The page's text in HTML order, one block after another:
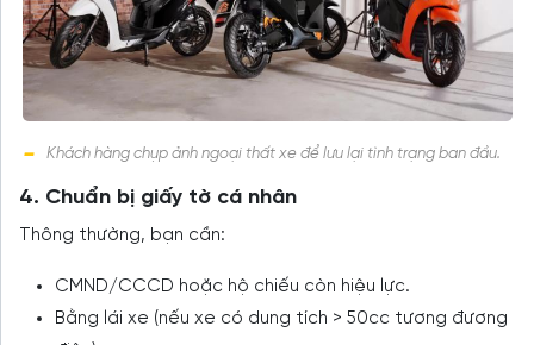
Khách hàng chụp ảnh ngoại thất xe để lưu lại tình trạng ban đầu.
4. Chuẩn bị giấy tờ cá nhân
Thông thường, bạn cần:
CMND/CCCD hoặc hộ chiếu còn hiệu lực.
Bằng lái xe (nếu xe có dung tích > 50cc tương đương